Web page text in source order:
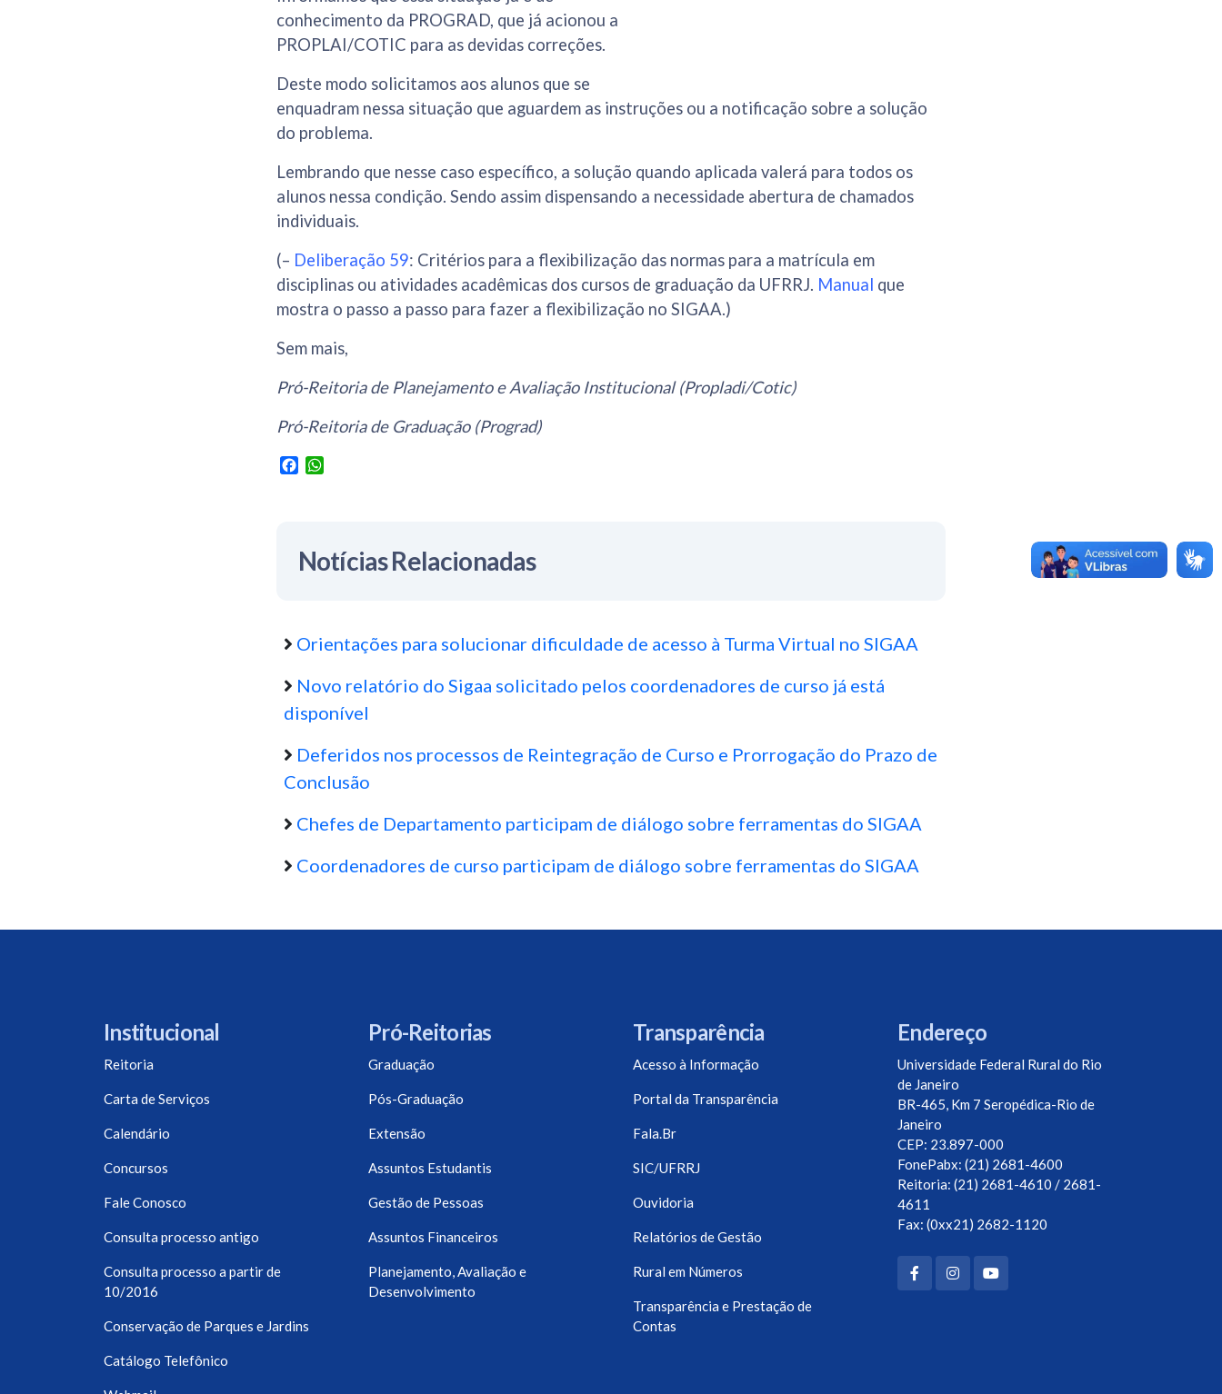
conhecimento da PROGRAD, que já acionou a
PROPLAI/COTIC para as devidas correções.
Deste modo solicitamos aos alunos que se
enquadram nessa situação que aguardem as instruções ou a notificação sobre a solução
do problema.
Lembrando que nesse caso específico, a solução quando aplicada valerá para todos os
alunos nessa condição. Sendo assim dispensando a necessidade abertura de chamados
individuais.
(– Deliberação 59: Critérios para a flexibilização das normas para a matrícula em
disciplinas ou atividades acadêmicas dos cursos de graduação da UFRRJ. Manual que
mostra o passo a passo para fazer a flexibilização no SIGAA.)
Sem mais,
Pró-Reitoria de Planejamento e Avaliação Institucional (Propladi/Cotic)
Pró-Reitoria de Graduação (Prograd)
Facebook
Notícias Relacionadas
Orientações para solucionar dificuldade de acesso à Turma Virtual no SIGAA
Novo relatório do Sigaa solicitado pelos coordenadores de curso já está
disponível
Deferidos nos processos de Reintegração de Curso e Prorrogação do Prazo de
Conclusão
Chefes de Departamento participam de diálogo sobre ferramentas do SIGAA
Coordenadores de curso participam de diálogo sobre ferramentas do SIGAA
Institucional
Reitoria
Carta de Serviços
Calendário
Concursos
Fale Conosco
Consulta processo antigo
Consulta processo a partir de
10/2016
Conservação de Parques e Jardins
Catálogo Telefônico
Pró-Reitorias
Graduação
Pós-Graduação
Extensão
Assuntos Estudantis
Gestão de Pessoas
Assuntos Financeiros
Planejamento, Avaliação e
Desenvolvimento
Transparência
Acesso à Informação
Portal da Transparência
Fala.Br
SIC/UFRRJ
Ouvidoria
Relatórios de Gestão
Rural em Números
Transparência e Prestação de
Contas
Endereço
Universidade Federal Rural do Rio
de Janeiro
BR-465, Km 7 Seropédica-Rio de
Janeiro
CEP: 23.897-000
FonePabx: (21) 2681-4600
Reitoria: (21) 2681-4610 / 2681-
4611
Fax: (0xx21) 2682-1120